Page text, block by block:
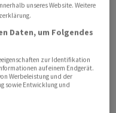
ihren jüngst
waren sie etwas
Hoffnung auf schon
Strich durch die
unseres Website. Weitere
Daten, um Folgendes
zur Identifikation
auf einem Endgerät.
Werbeleistung und der
sowie Entwicklung und